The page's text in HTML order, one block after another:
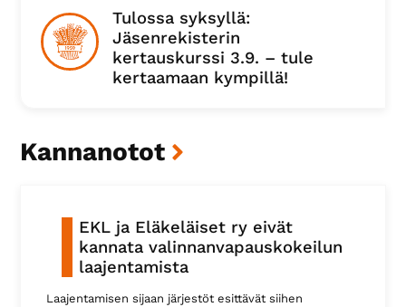
Tulossa syksyllä:
Jäsenrekisterin
kertauskurssi 3.9. – tule
kertaamaan kympillä!
Kannanotot
EKL ja Eläkeläiset ry eivät
kannata valinnanvapauskokeilun
laajentamista
Laajentamisen sijaan järjestöt esittävät siihen